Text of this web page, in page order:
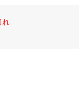
れ